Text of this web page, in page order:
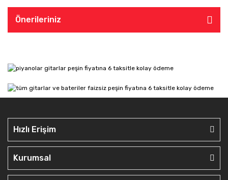
Önerileriniz
Hızlı Erişim
Kurumsal